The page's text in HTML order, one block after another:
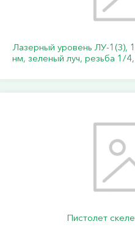
Лазерный уровень ЛУ-1(З),
нм, зеленый луч, резьба 1/
Пистолет